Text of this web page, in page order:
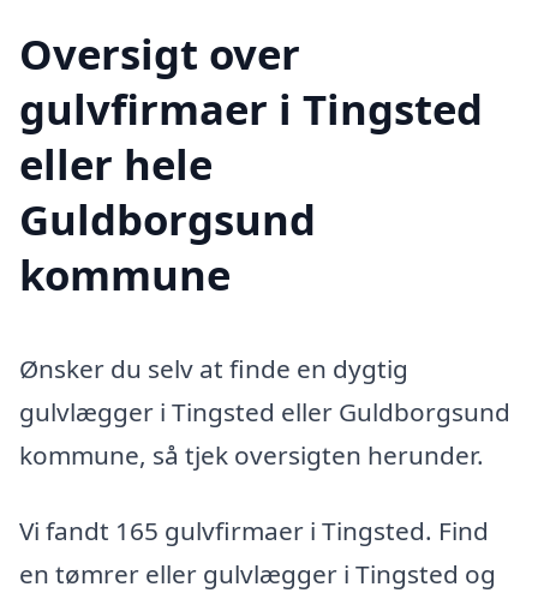
Oversigt over
gulvfirmaer i Tingsted
eller hele
Guldborgsund
kommune
Ønsker du selv at finde en dygtig
gulvlægger i Tingsted eller Guldborgsund
kommune, så tjek oversigten herunder.
Vi fandt 165 gulvfirmaer i Tingsted. Find
en tømrer eller gulvlægger i Tingsted og